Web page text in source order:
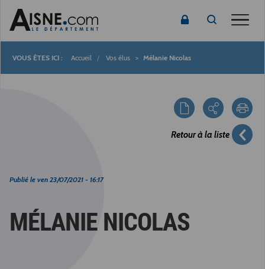
Fil
Accueil Vos élus Mélanie Nicolas
Retour à la liste
Publié le ven 23/07/2021 - 16:17
MÉLANIE NICOLAS